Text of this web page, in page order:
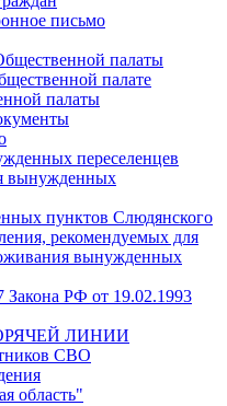
письмо
палаты
палате
палаты
переселенцев
вынужденных
пунктов Слюдянского
рекомендуемых для
вынужденных
Закона РФ от 19.02.1993
ЛИНИИ
СВО
область"